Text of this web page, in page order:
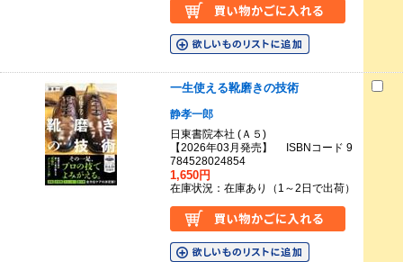
一生使える靴磨きの技術
静孝一郎
日東書院本社 (Ａ５)
【2026年03月発売】 ISBNコード 9
784528024854
1,650円
在庫状況：在庫あり（1～2日で出荷）